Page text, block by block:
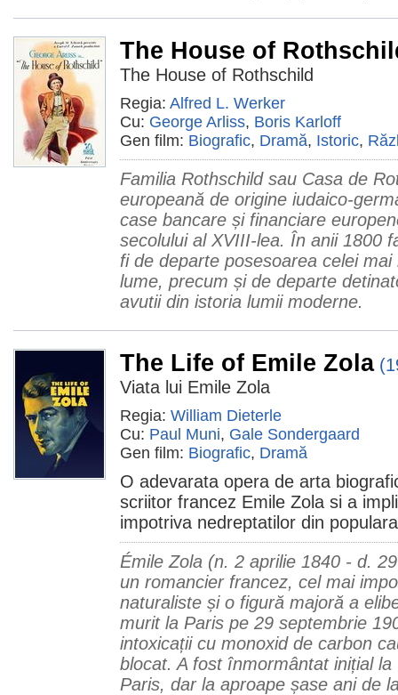
The House of
The House of Rothschild
Regia: Alfred L. Werker
Cu: George Arliss, Boris Karloff
Gen film: Biografic, Dramă, Istoric,
Familia Rothschild sau Casa de
europeană de origine iudaico-
case bancare și financiare
secolului al XVIII-lea. În anii 1800
fi de departe posesoarea celei
lume, precum și de departe
avutii din istoria lumii moderne.
The Life of Emile Zola
Viata lui Emile Zola
Regia: William Dieterle
Cu: Paul Muni, Gale Sondergaard
Gen film: Biografic, Dramă
O adevarata opera de arta
scriitor francez Emile Zola si a
impotriva nedreptatilor din
Émile Zola (n. 2 aprilie 1840 - d.
un romancier francez, cel mai
naturaliste și o figură majoră a
murit la Paris pe 29 septembrie
intoxicații cu monoxid de carbon
blocat. A fost înmormântat inițial
Paris, dar la aproape șase ani de